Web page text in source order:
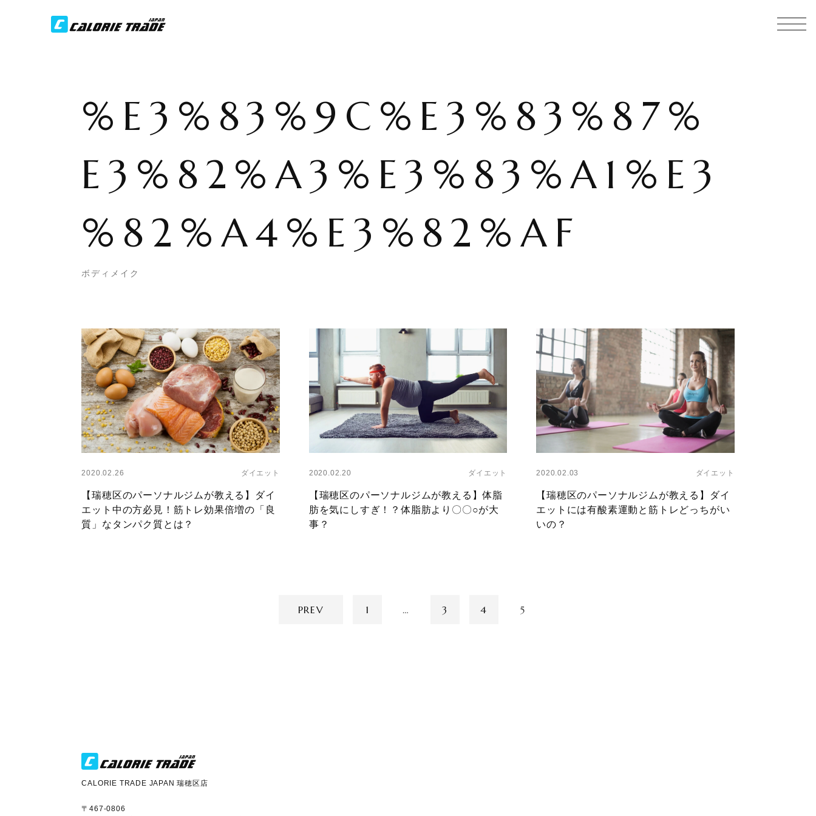
%E3%83%9C%E3%83%87%
E3%82%A3%E3%83%A1%E3
%82%A4%E3%82%AF
ボディメイク
Layer
2020.02.26 ダイエット
【瑞穂区のパーソナルジムが教える】ダイ
エット中の方必見！筋トレ効果倍増の「良
質」なタンパク質とは？
2020.02.20 ダイエット
【瑞穂区のパーソナルジムが教える】体脂
肪を気にしすぎ！？体脂肪より〇〇○が大
事？
2020.02.03 ダイエット
【瑞穂区のパーソナルジムが教える】ダイ
エットには有酸素運動と筋トレどっちがい
いの？
PREV 1 … 3 4 5
CALORIE TRADE JAPAN 瑞穂区店
〒467-0806